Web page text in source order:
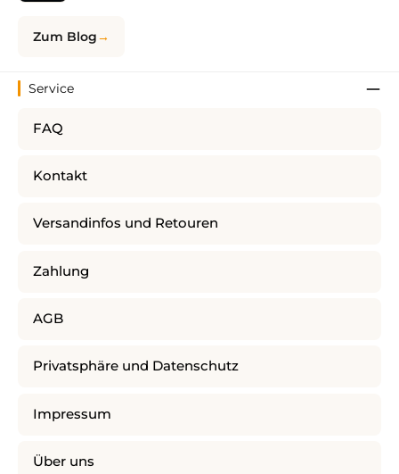
Zum Blog
Service
FAQ
Kontakt
Versandinfos und Retouren
Zahlung
AGB
Privatsphäre und Datenschutz
Impressum
Über uns